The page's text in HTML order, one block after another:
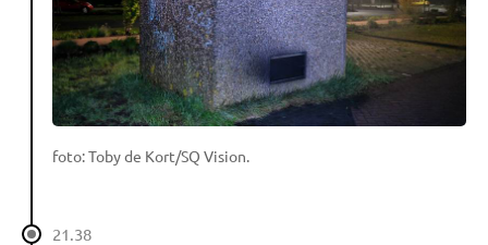
foto: Toby de Kort/SQ Vision.
21.38